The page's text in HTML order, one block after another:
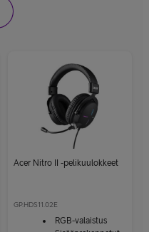
Acer Nitro II -pelikuulokkeet
GP.HDS11.02E
RGB-valaistus